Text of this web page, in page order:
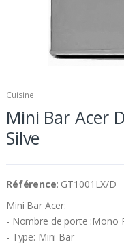
Cuisine
Mini Bar Acer
Silve
Référence: GT1001LX/D
Mini Bar Acer:
- Nombre de porte :Mono
- Type: Mini Bar